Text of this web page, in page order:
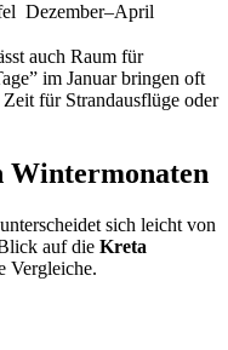
Dezember–April
auch Raum für
im Januar bringen oft
für Strandausflüge oder
Wintermonaten
sich leicht von
auf die Kreta
Vergleiche.